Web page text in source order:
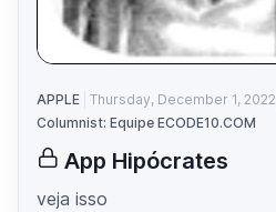
APPLE Thursday, December 1, 2022
Columnist: Equipe ECODE10.COM
App Hipócrates
veja isso